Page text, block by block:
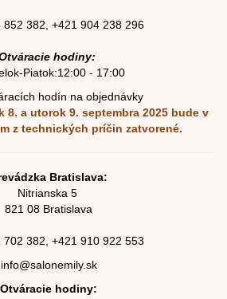
852 382 +421 904 238 296
hodiny:
Piatok:12:00 - 17:00
hodín na objednávky
8. a utorok 9. septembra 2025 bude v
z technických príčin zatvorené.
Bratislava:
Nitrianska 5
821 08 Bratislava
702 382 +421 910 922 553
info@salonemily.sk
Otváracie hodiny: